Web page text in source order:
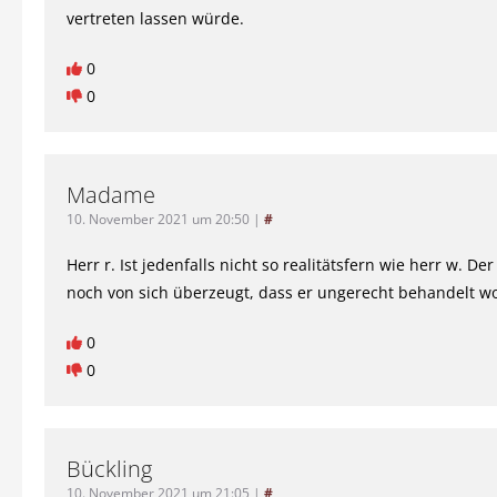
vertreten lassen würde.
0
0
Madame
10. November 2021 um 20:50 | #
Herr r. Ist jedenfalls nicht so realitätsfern wie herr w.
noch von sich überzeugt, dass er ungerecht behandelt
0
0
Bückling
10. November 2021 um 21:05 | #